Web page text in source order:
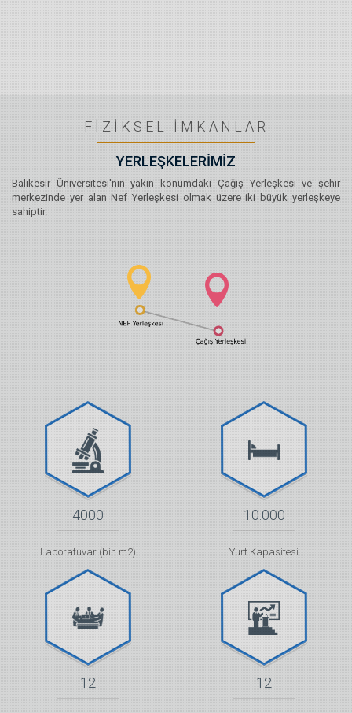
FİZİKSEL İMKANLAR
YERLEŞKELERİMİZ
Balıkesir Üniversitesi'nin yakın konumdaki Çağış Yerleşkesi ve şehir
merkezinde yer alan Nef Yerleşkesi olmak üzere iki büyük yerleşkeye
sahiptir.
4000
Laboratuvar (bin m2)
10.000
Yurt Kapasitesi
12 12